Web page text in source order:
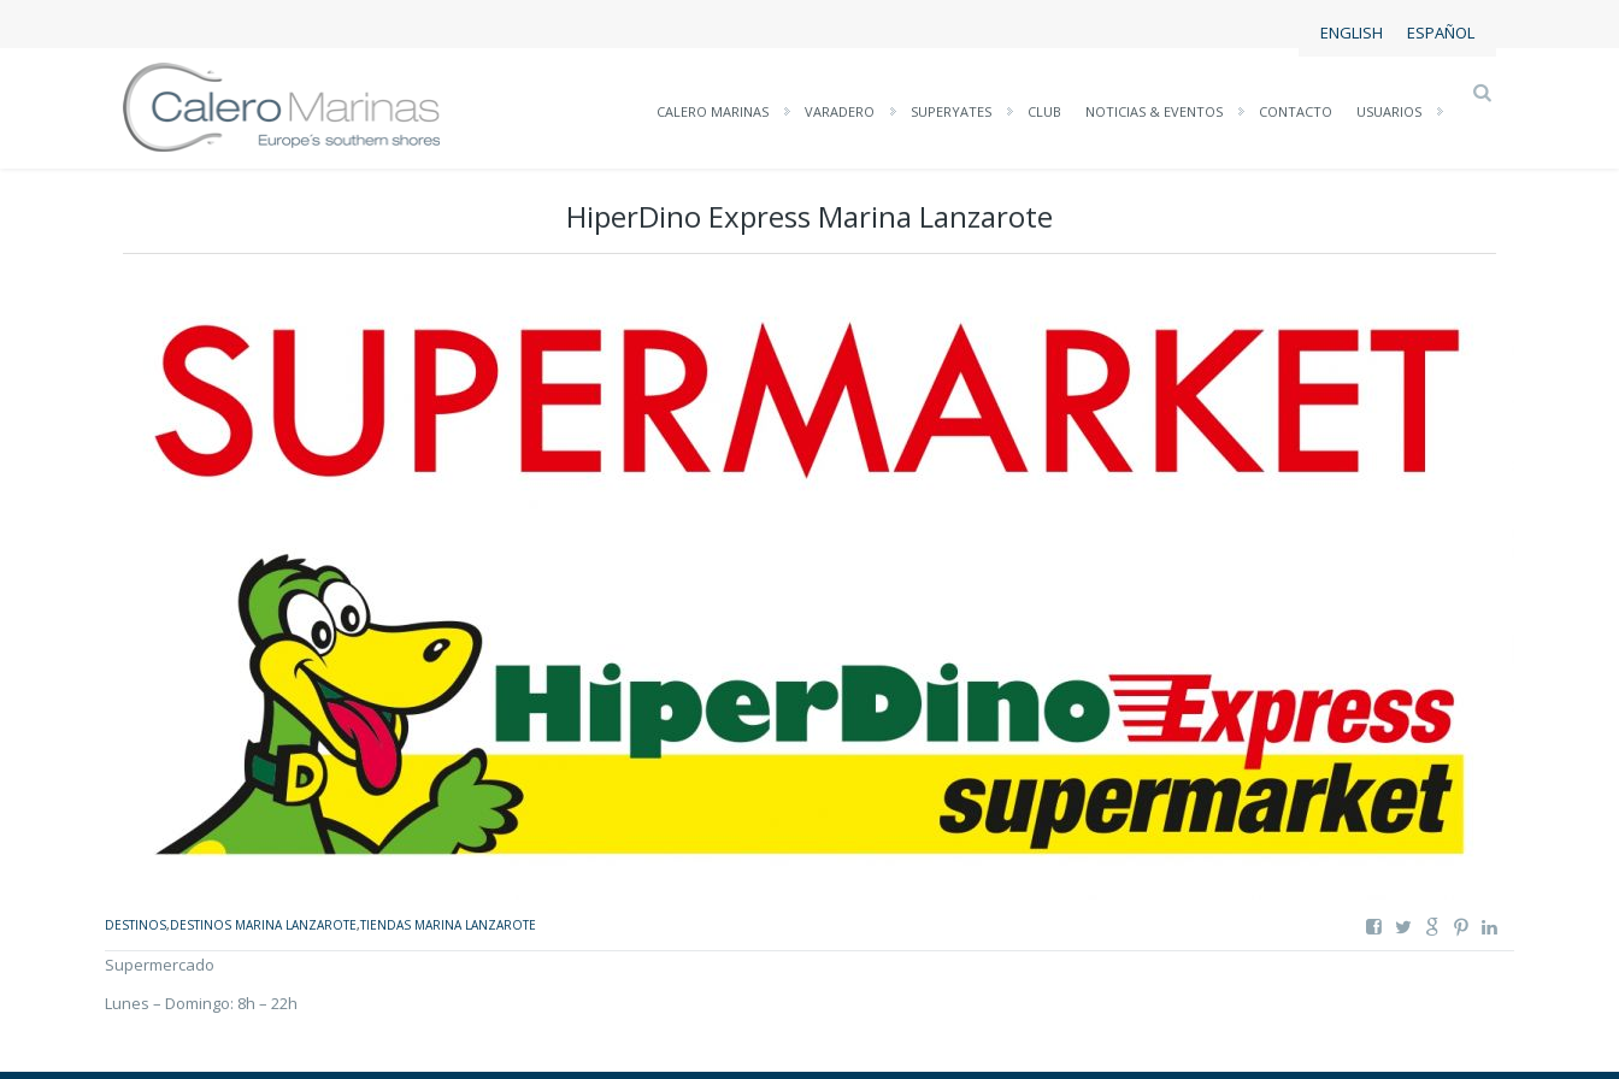
ENGLISH ESPAÑOL
CALERO MARINAS VARADERO SUPERYATES CLUB NOTICIAS & EVENTOS CONTACTO USUARIOS
HiperDino Express Marina Lanzarote
DESTINOS,DESTINOS MARINA LANZAROTE,TIENDAS MARINA LANZAROTE
Supermercado
Lunes – Domingo: 8h – 22h